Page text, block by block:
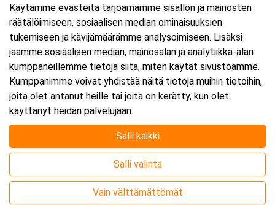
Käytämme evästeitä tarjoamamme sisällön ja mainosten
räätälöimiseen, sosiaalisen median ominaisuuksien
tukemiseen ja kävijämäärämme analysoimiseen. Lisäksi
jaamme sosiaalisen median, mainosalan ja analytiikka-alan
kumppaneillemme tietoja siitä, miten käytät sivustoamme.
Kumppanimme voivat yhdistää näitä tietoja muihin tietoihin,
joita olet antanut heille tai joita on kerätty, kun olet
käyttänyt heidän palvelujaan.
Salli kaikki
Salli valinta
Vain välttämättömät